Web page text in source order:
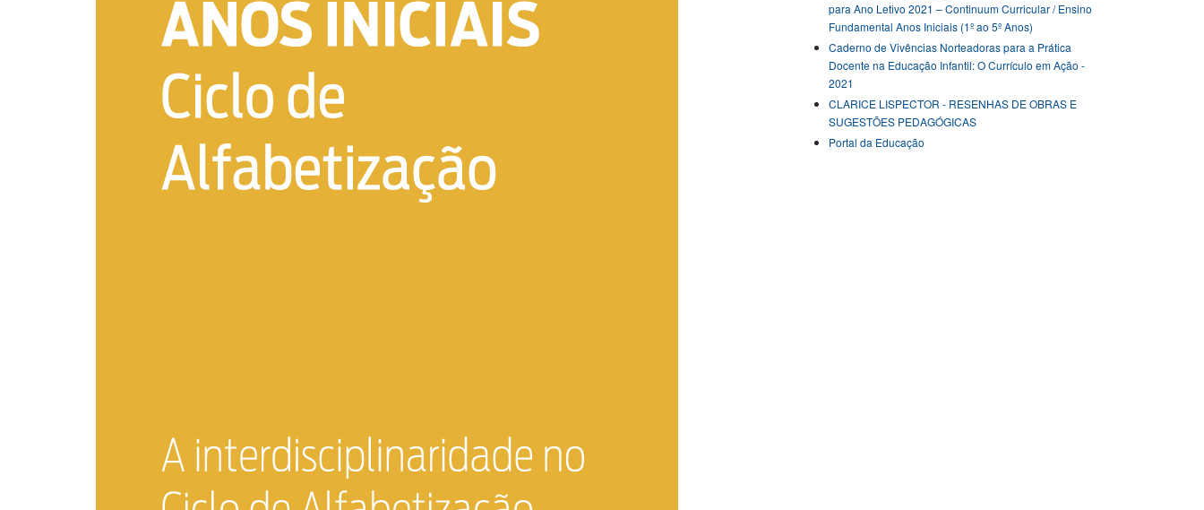
para Ano Letivo 2021 – Continuum Curricular / Ensino
Fundamental Anos Iniciais (1º ao 5º Anos)
Caderno de Vivências Norteadoras para a Prática
Docente na Educação Infantil: O Currículo em Ação -
2021
CLARICE LISPECTOR - RESENHAS DE OBRAS E
SUGESTÕES PEDAGÓGICAS
Portal da Educação